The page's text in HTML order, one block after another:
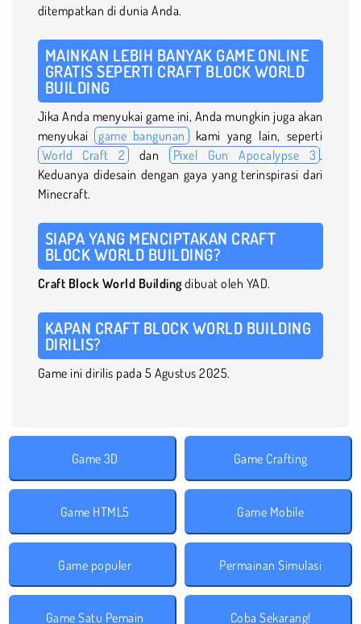
ditempatkan di dunia Anda.
MAINKAN LEBIH BANYAK GAME ONLINE
GRATIS SEPERTI CRAFT BLOCK WORLD
BUILDING
Jika Anda menyukai game ini, Anda mungkin juga akan
menyukai game bangunan kami yang lain, seperti
World Craft 2
dan Pixel Gun Apocalypse 3 .
Keduanya didesain dengan gaya yang terinspirasi dari
Minecraft.
SIAPA YANG MENCIPTAKAN CRAFT
BLOCK WORLD BUILDING?
Craft Block World Buildingdibuat oleh YAD.
KAPAN CRAFT BLOCK WORLD BUILDING
DIRILIS?
Game ini dirilis pada 5 Agustus 2025.
Game 3D Game Crafting
Game HTML5 Game Mobile
Game populer Permainan Simulasi
Game Satu Pemain Coba Sekarang!